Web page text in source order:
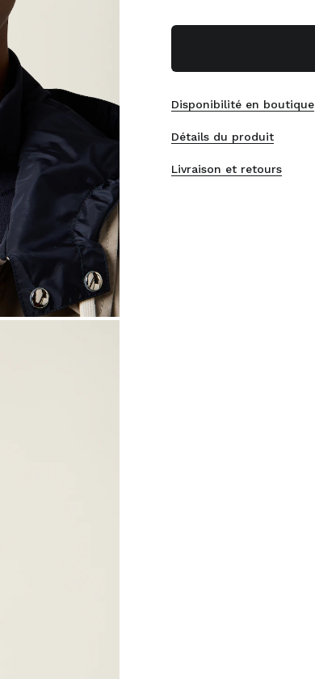
Disponibilité en boutique
Détails du produit
Livraison et retours